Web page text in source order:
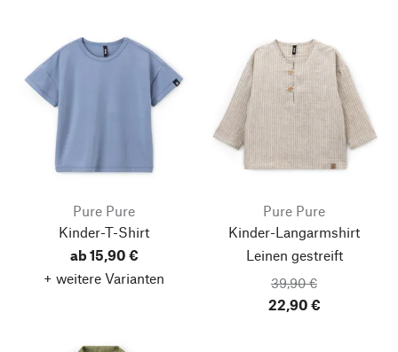
Pure Pure
Kinder-T-Shirt
ab 15,90 €
+ weitere Varianten
Pure Pure
Kinder-Langarmshirt
Leinen gestreift
39,90 €
22,90 €